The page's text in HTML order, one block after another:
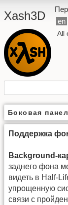
en
Xash3D
All
Боковая
Поддержка
Background-
заднего фона
видеть в Half-
упрощенную
связи с